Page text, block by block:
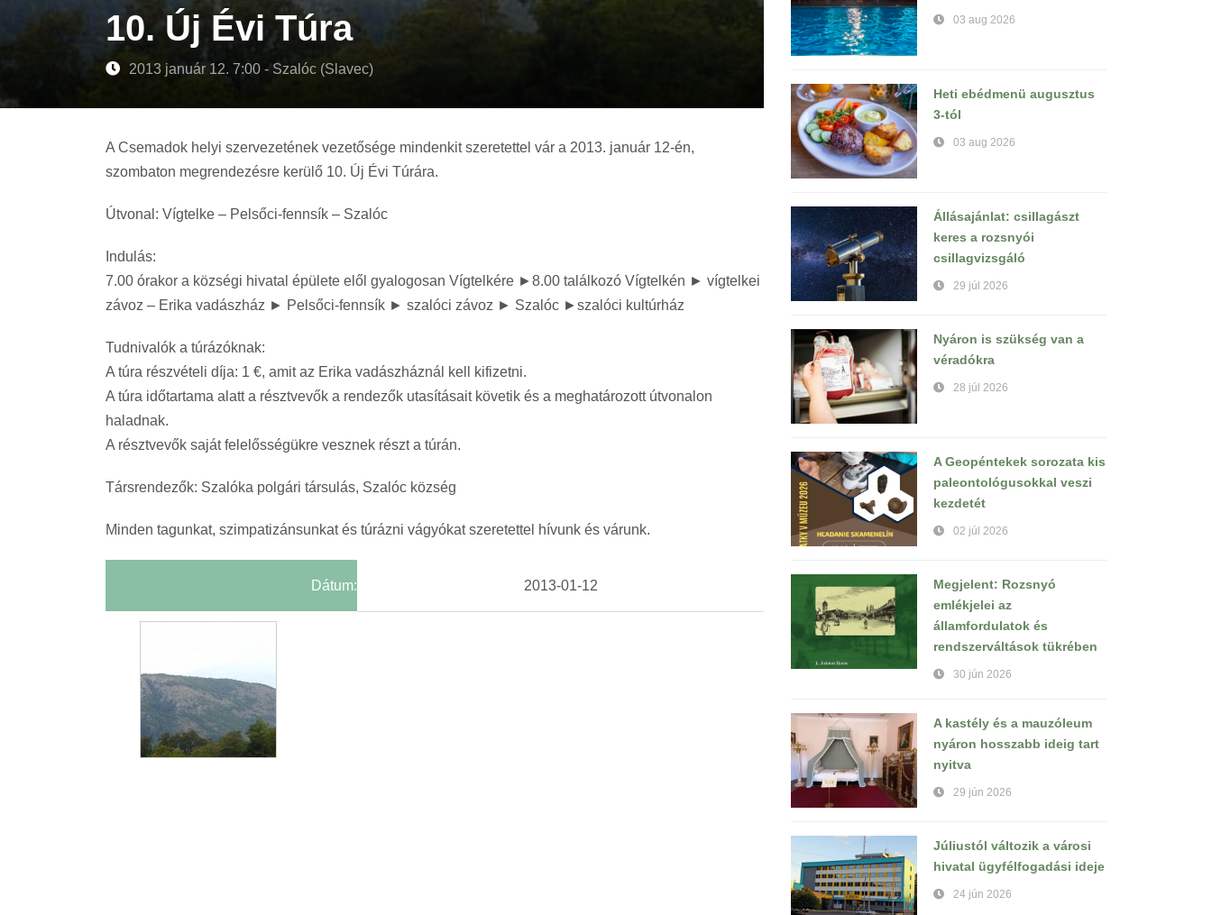
10. Új Évi Túra
2013 január 12. 7:00 - Szalóc (Slavec)
A Csemadok helyi szervezetének vezetősége mindenkit szeretettel vár a 2013. január 12-én,
szombaton megrendezésre kerülő 10. Új Évi Túrára.
Útvonal: Vígtelke – Pelsőci-fennsík – Szalóc
Indulás:
7.00 órakor a községi hivatal épülete elől gyalogosan Vígtelkére ►8.00 találkozó Vígtelkén ► vígtelkei
závoz – Erika vadászház ► Pelsőci-fennsík ► szalóci závoz ► Szalóc ►szalóci kultúrház
Tudnivalók a túrázóknak:
A túra részvételi díja: 1 €, amit az Erika vadászháznál kell kifizetni.
A túra időtartama alatt a résztvevők a rendezők utasításait követik és a meghatározott útvonalon
haladnak.
A résztvevők saját felelősségükre vesznek részt a túrán.
Társrendezők: Szalóka polgári társulás, Szalóc község
Minden tagunkat, szimpatizánsunkat és túrázni vágyókat szeretettel hívunk és várunk.
Dátum: 2013-01-12
03 aug 2026
Heti ebédmenü augusztus
3-tól
03 aug 2026
Állásajánlat: csillagászt
keres a rozsnyói
csillagvizsgáló
29 júl 2026
Nyáron is szükség van a
véradókra
28 júl 2026
A Geopéntekek sorozata kis
paleontológusokkal veszi
kezdetét
02 júl 2026
Megjelent: Rozsnyó
emlékjelei az
államfordulatok és
rendszerváltások tükrében
30 jún 2026
A kastély és a mauzóleum
nyáron hosszabb ideig tart
nyitva
29 jún 2026
Júliustól változik a városi
hivatal ügyfélfogadási ideje
24 jún 2026